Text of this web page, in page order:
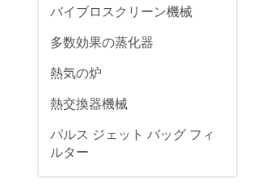
バイブロスクリーン機械
多数効果の蒸化器
熱気の炉
熱交換器機械
パルス ジェット バッグ フィ
ルター